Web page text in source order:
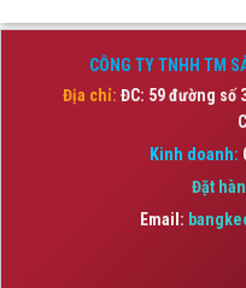
CÔNG TY TNHH TM
Địa chỉ: ĐC: 59 đường số
Kinh doanh:
Đặt
Email: